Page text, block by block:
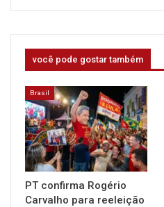
você pode gostar também
Brasil
PT confirma Rogério
Carvalho para reeleição